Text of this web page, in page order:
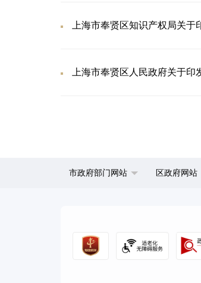
上海市奉贤区知识产权局关
上海市奉贤区人民政府关于
市政府部门网站 区政府网站